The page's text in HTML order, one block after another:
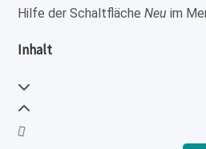
Hilfe der SchaltflächeNeu im
Inhalt